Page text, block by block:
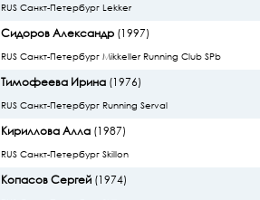
RUS Санкт-Петербург Lekker
Сидоров Александр(1997)
RUS Санкт-Петербург Mikkeller Running Club SPb
Тимофеева Ирина(1976)
RUS Санкт-Петербург Running Serval
Кириллова Алла(1987)
RUS Санкт-Петербург Skillon
Копасов Сергей(1974)